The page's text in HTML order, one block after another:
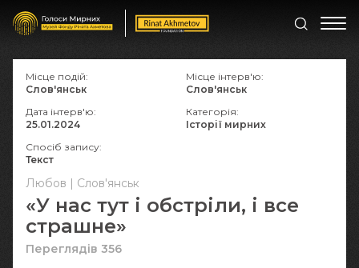
Любов | Слов'янськ
«У нас тут і обстріли, і все
страшне»
Переглядів 356
Місце подій:
Слов'янськ
Місце інтерв'ю:
Слов'янськ
Дата інтерв'ю:
25.01.2024
Категорія:
Історії мирних
Спосіб запису:
Текст